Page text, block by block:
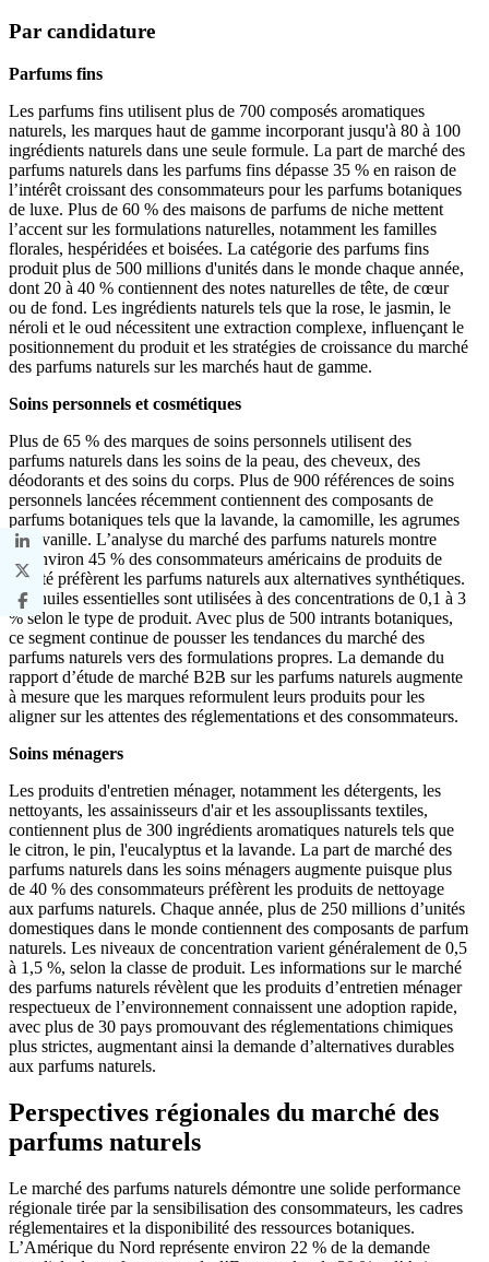
Par candidature
Parfums fins
Les parfums fins utilisent plus de 700 composés aromatiques
naturels, les marques haut de gamme incorporant jusqu'à 80 à 100
ingrédients naturels dans une seule formule. La part de marché des
parfums naturels dans les parfums fins dépasse 35 % en raison de
l’intérêt croissant des consommateurs pour les parfums botaniques
de luxe. Plus de 60 % des maisons de parfums de niche mettent
l’accent sur les formulations naturelles, notamment les familles
florales, hespéridées et boisées. La catégorie des parfums fins
produit plus de 500 millions d'unités dans le monde chaque année,
dont 20 à 40 % contiennent des notes naturelles de tête, de cœur
ou de fond. Les ingrédients naturels tels que la rose, le jasmin, le
néroli et le oud nécessitent une extraction complexe, influençant le
positionnement du produit et les stratégies de croissance du marché
des parfums naturels sur les marchés haut de gamme.
Soins personnels et cosmétiques
Plus de 65 % des marques de soins personnels utilisent des
parfums naturels dans les soins de la peau, des cheveux, des
déodorants et des soins du corps. Plus de 900 références de soins
personnels lancées récemment contiennent des composants de
parfums botaniques tels que la lavande, la camomille, les agrumes
et la vanille. L’analyse du marché des parfums naturels montre
qu’environ 45 % des consommateurs américains de produits de
beauté préfèrent les parfums naturels aux alternatives synthétiques.
Les huiles essentielles sont utilisées à des concentrations de 0,1 à 3
% selon le type de produit. Avec plus de 500 intrants botaniques,
ce segment continue de pousser les tendances du marché des
parfums naturels vers des formulations propres. La demande du
rapport d’étude de marché B2B sur les parfums naturels augmente
à mesure que les marques reformulent leurs produits pour les
aligner sur les attentes des réglementations et des consommateurs.
Soins ménagers
Les produits d'entretien ménager, notamment les détergents, les
nettoyants, les assainisseurs d'air et les assouplissants textiles,
contiennent plus de 300 ingrédients aromatiques naturels tels que
le citron, le pin, l'eucalyptus et la lavande. La part de marché des
parfums naturels dans les soins ménagers augmente puisque plus
de 40 % des consommateurs préfèrent les produits de nettoyage
aux parfums naturels. Chaque année, plus de 250 millions d’unités
domestiques dans le monde contiennent des composants de parfum
naturels. Les niveaux de concentration varient généralement de 0,5
à 1,5 %, selon la classe de produit. Les informations sur le marché
des parfums naturels révèlent que les produits d’entretien ménager
respectueux de l’environnement connaissent une adoption rapide,
avec plus de 30 pays promouvant des réglementations chimiques
plus strictes, augmentant ainsi la demande d’alternatives durables
aux parfums naturels.
Perspectives régionales du marché des
parfums naturels
Le marché des parfums naturels démontre une solide performance
régionale tirée par la sensibilisation des consommateurs, les cadres
réglementaires et la disponibilité des ressources botaniques.
L’Amérique du Nord représente environ 22 % de la demande